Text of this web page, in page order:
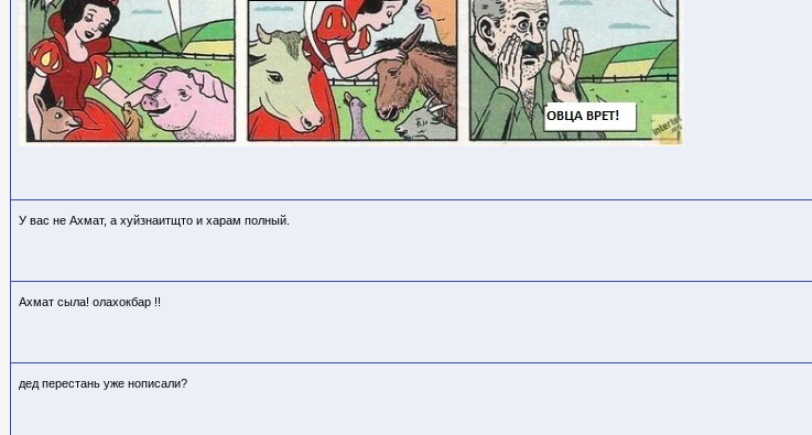
У вас не Ахмат, а хуйзнаитщто и харам полный.
Ахмат сыла! олахокбар !!
дед перестань уже нописали?